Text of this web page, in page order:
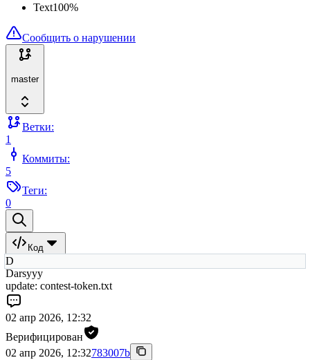
Text100%
Сообщить о нарушении
master
Ветки:
1
Коммиты:
5
Теги:
0
Код
D
Darsyyy
update: contest-token.txt
02 апр 2026, 12:32
Верифицирован
02 апр 2026, 12:32783007b